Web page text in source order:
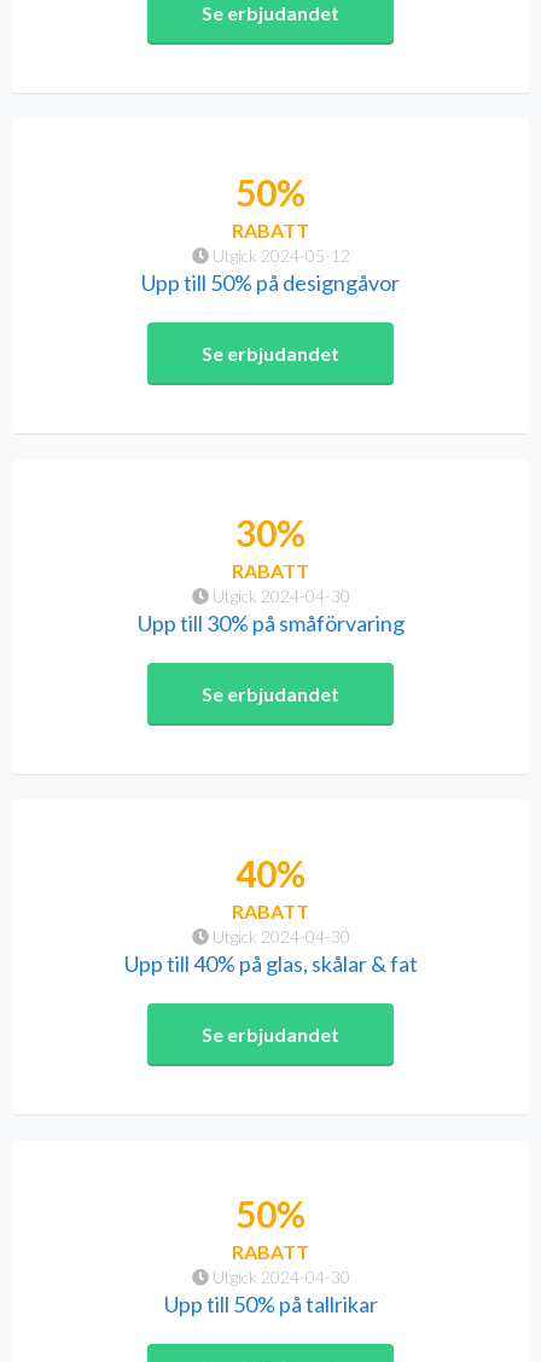
Se erbjudandet
Utgick 2024-05-12
50%
RABATT
Upp till 50% på designgåvor
Se erbjudandet
Utgick 2024-04-30
30%
RABATT
Upp till 30% på småförvaring
Se erbjudandet
Utgick 2024-04-30
40%
RABATT
Upp till 40% på glas, skålar & fat
Se erbjudandet
Utgick 2024-04-30
50%
RABATT
Upp till 50% på tallrikar